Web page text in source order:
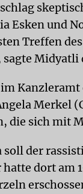
Esken und
Treffen
Midyatli
Merkel
die sich mit
der
dort am